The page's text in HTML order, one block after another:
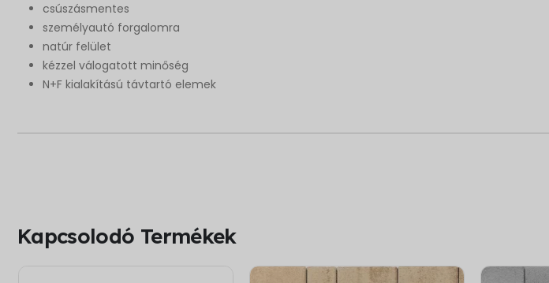
csúszásmentes
személyautó forgalomra
natúr felület
kézzel válogatott minőség
N+F kialakítású távtartó elemek
Kapcsolodó Termékek